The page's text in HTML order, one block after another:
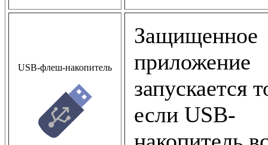
USB-флеш-накопитель
Защищенное
приложение
запускается
если USB-